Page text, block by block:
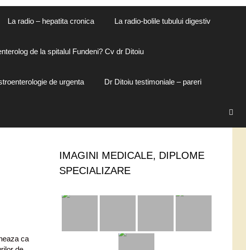
La radio – hepatita cronica La radio-bolile tubului digestiv
de la spitalul Fundeni? Cv dr Ditoiu
de urgenta Dr Ditoiu testimoniale – pareri
ca
IMAGINI MEDICALE, DIPLOME
SPECIALIZARE